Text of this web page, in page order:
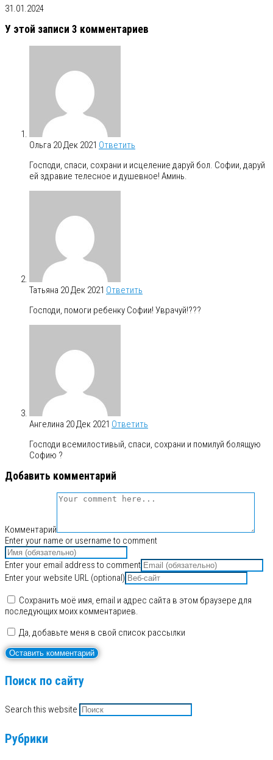
31.01.2024
У этой записи 3 комментариев
Ольга 20 Дек 2021 Ответить
Господи, спаси, сохрани и исцеление даруй бол. Софии, даруй
ей здравие телесное и душевное! Аминь.
Татьяна 20 Дек 2021 Ответить
Господи, помоги ребенку Софии! Уврачуй!???
Ангелина 20 Дек 2021 Ответить
Господи всемилостивый, спаси, сохрани и помилуй болящую
Софию ?
Добавить комментарий
Комментарий
Enter your name or username to comment
Enter your email address to comment
Enter your website URL (optional)
Сохранить моё имя, email и адрес сайта в этом браузере для
последующих моих комментариев.
Да, добавьте меня в свой список рассылки
Поиск по сайту
Search this website
Рубрики